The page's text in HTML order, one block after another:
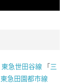
東急世田谷線 「三
東急田園都市線